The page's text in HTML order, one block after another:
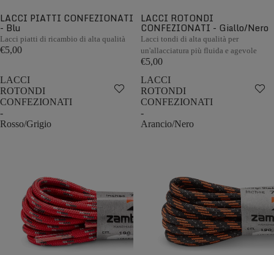
LACCI PIATTI CONFEZIONATI
- Blu
Lacci piatti di ricambio di alta qualità
€5,00
LACCI ROTONDI
CONFEZIONATI - Giallo/Nero
Lacci tondi di alta qualità per
un'allacciatura più fluida e agevole
€5,00
LACCI
ROTONDI
CONFEZIONATI
-
Rosso/Grigio
LACCI
ROTONDI
CONFEZIONATI
-
Arancio/Nero